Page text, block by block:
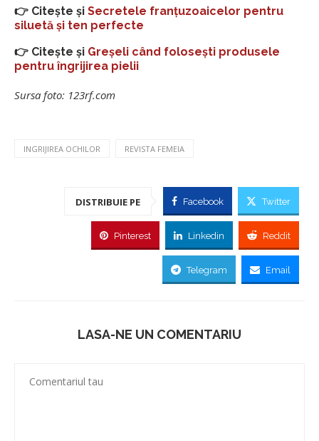
👉 Citește și Secretele franțuzoaicelor pentru
siluetă și ten perfecte
👉 Citește și Greșeli când folosești produsele
pentru îngrijirea pielii
Sursa foto: 123rf.com
INGRIJIREA OCHILOR REVISTA FEMEIA
DISTRIBUIE PE Facebook Twitter
Pinterest Linkedin Reddit
Telegram Email
LASA-NE UN COMENTARIU